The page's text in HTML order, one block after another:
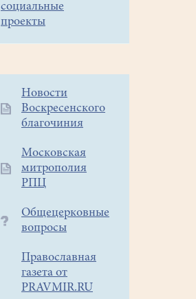
социальные
проекты
Дополнительное
меню
Новости
Воскресенского
благочиния
Московская
митрополия
РПЦ
Общецерковные
вопросы
Православная
газета от
PRAVMIR.RU